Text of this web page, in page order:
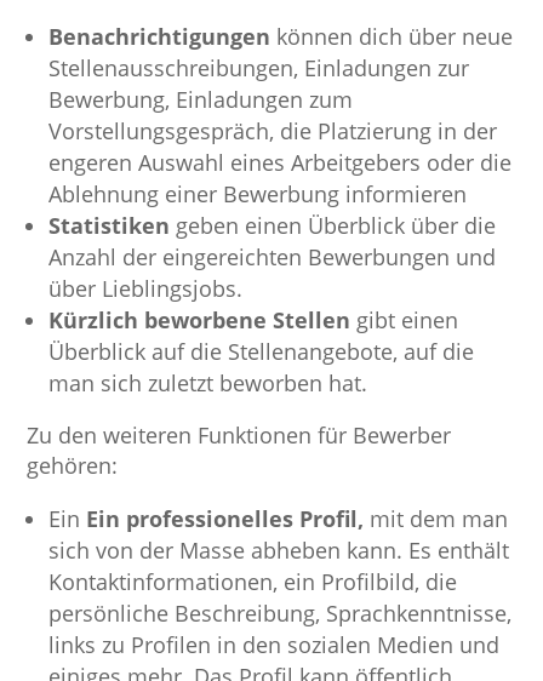
Benachrichtigungen können dich über neue
Stellenausschreibungen, Einladungen zur
Bewerbung, Einladungen zum
Vorstellungsgespräch, die Platzierung in der
engeren Auswahl eines Arbeitgebers oder die
Ablehnung einer Bewerbung informieren
Statistiken geben einen Überblick über die
Anzahl der eingereichten Bewerbungen und
über Lieblingsjobs.
Kürzlich beworbene Stellen gibt einen
Überblick auf die Stellenangebote, auf die
man sich zuletzt beworben hat.
Zu den weiteren Funktionen für Bewerber
gehören:
Ein Ein professionelles Profil, mit dem man
sich von der Masse abheben kann. Es enthält
Kontaktinformationen, ein Profilbild, die
persönliche Beschreibung, Sprachkenntnisse,
links zu Profilen in den sozialen Medien und